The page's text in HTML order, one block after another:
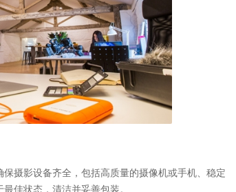
摄影设备齐全，包括高质量的摄像机或手机、稳定
佳状态，清洁并妥善包装。